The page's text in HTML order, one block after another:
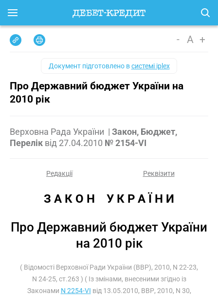
- A +
Документ підготовлено всистемі iplex
Про Державний бюджет України на
2010 рік
Верховна Рада України | Закон, Бюджет,
Перелік від 27.04.2010 № 2154-VI
Редакції Реквізити
З А К О Н    У К Р А Ї Н И
Про Державний бюджет України
на 2010 рік
( Відомості Верховної Ради України (ВВР), 2010, N 22-23,
N 24-25, ст.263 ) ( Із змінами, внесеними згідно із
Законами N 2254-VI від 13.05.2010, ВВР, 2010, N 30,